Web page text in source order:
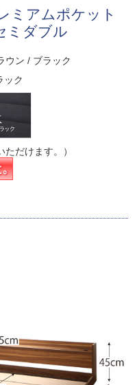
ミアムポケット
ミダブル
ン / ブラック
ック
ただけます。）